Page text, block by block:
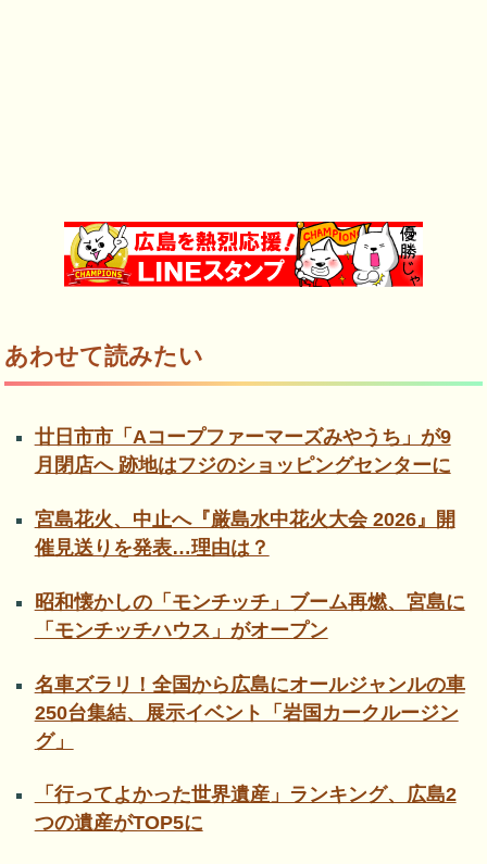
あわせて読みたい
廿日市市「Aコープファーマーズみやうち」が9
月閉店へ 跡地はフジのショッピングセンターに
宮島花火、中止へ『厳島水中花火大会 2026』開
催見送りを発表…理由は？
昭和懐かしの「モンチッチ」ブーム再燃、宮島に
「モンチッチハウス」がオープン
名車ズラリ！全国から広島にオールジャンルの車
250台集結、展示イベント「岩国カークルージン
グ」
「行ってよかった世界遺産」ランキング、広島2
つの遺産がTOP5に